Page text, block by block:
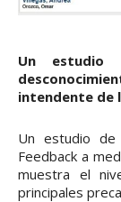
Un estudio
intendente de
Un estudio de
Feedback a
muestra el
principales